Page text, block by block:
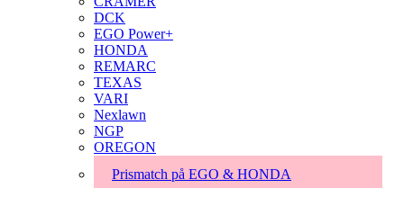
DCK
EGO Power+
HONDA
REMARC
TEXAS
VARI
Nexlawn
NGP
OREGON
Prismatch på EGO & HONDA